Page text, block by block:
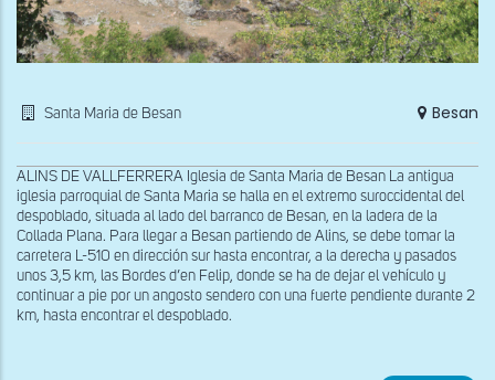
Santa Maria de Besan Besan
ALINS DE VALLFERRERA Iglesia de Santa Maria de Besan La antigua
iglesia parroquial de Santa Maria se halla en el extremo suroccidental del
despoblado, situada al lado del barranco de Besan, en la ladera de la
Collada Plana. Para llegar a Besan partiendo de Alins, se debe tomar la
carretera L-510 en dirección sur hasta encontrar, a la derecha y pasados
unos 3,5 km, las Bordes d’en Felip, donde se ha de dejar el vehículo y
continuar a pie por un angosto sendero con una fuerte pendiente durante 2
km, hasta encontrar el despoblado.